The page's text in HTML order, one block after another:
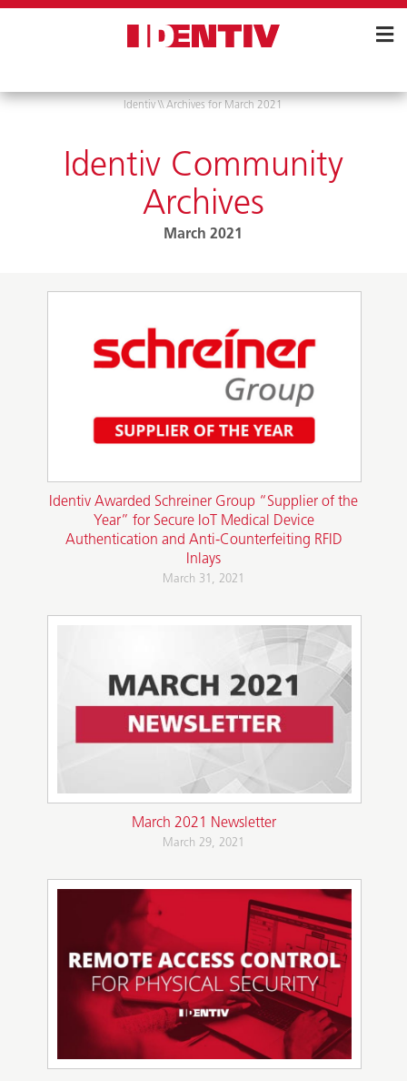
Identiv \\Archives for March 2021
Identiv Community
Archives
March 2021
Identiv Awarded Schreiner Group “Supplier of the
Year” for Secure IoT Medical Device
Authentication and Anti-Counterfeiting RFID
Inlays
March 31, 2021
March 2021 Newsletter
March 29, 2021